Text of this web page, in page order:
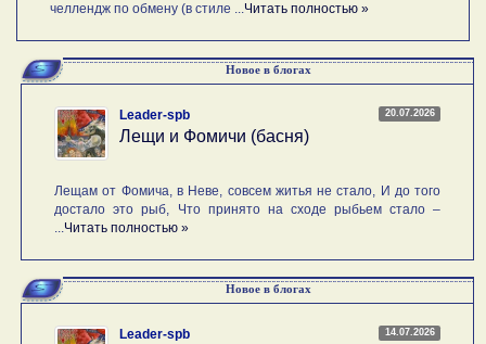
челлендж по обмену (в стиле ...Читать полностью »
Новое в блогах
20.07.2026
Leader-spb
Лещи и Фомичи (басня)
Лещам от Фомича, в Неве, совсем житья не стало, И до того
достало это рыб, Что принято на сходе рыбьем стало –
...Читать полностью »
Новое в блогах
14.07.2026
Leader-spb